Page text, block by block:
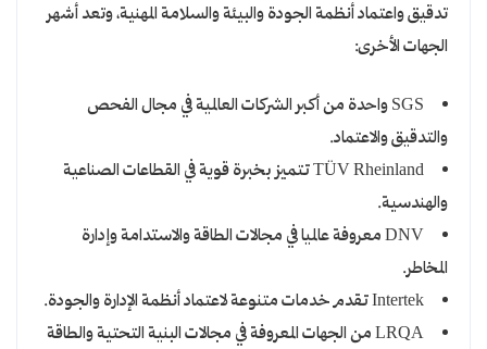
تدقيق واعتماد أنظمة الجودة والبيئة والسلامة المهنية، وتعد أشهر
الجهات الأخرى:
SGS واحدة من أكبر الشركات العالمية في مجال الفحص
والتدقيق والاعتماد.
TÜV Rheinland تتميز بخبرة قوية في القطاعات الصناعية
والهندسية.
DNV معروفة عالميا في مجالات الطاقة والاستدامة وإدارة
المخاطر.
Intertek تقدم خدمات متنوعة لاعتماد أنظمة الإدارة والجودة.
LRQA من الجهات المعروفة في مجالات البنية التحتية والطاقة